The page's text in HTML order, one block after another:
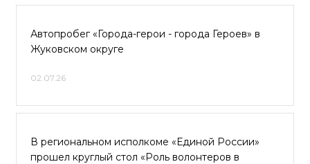
Автопробег «Города-герои - города Героев» в
Жуковском округе
02.07.26
В региональном исполкоме «Единой России»
прошел круглый стол «Роль волонтеров в